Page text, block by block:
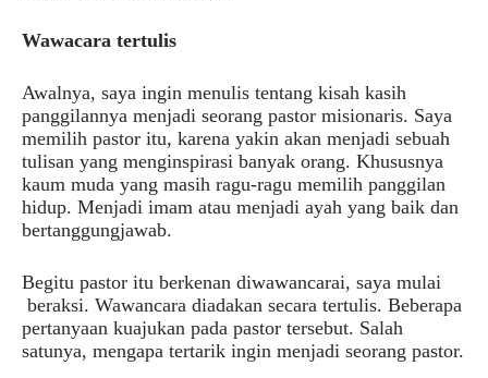
Wawacara tertulis
Awalnya, saya ingin menulis tentang kisah kasih
panggilannya menjadi seorang pastor misionaris. Saya
memilih pastor itu, karena yakin akan menjadi sebuah
tulisan yang menginspirasi banyak orang. Khususnya
kaum muda yang masih ragu-ragu memilih panggilan
hidup. Menjadi imam atau menjadi ayah yang baik dan
bertanggungjawab.
Begitu pastor itu berkenan diwawancarai, saya mulai
beraksi. Wawancara diadakan secara tertulis. Beberapa
pertanyaan kuajukan pada pastor tersebut. Salah
satunya, mengapa tertarik ingin menjadi seorang pastor.